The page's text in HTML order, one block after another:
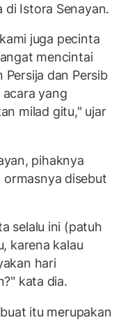
di Istora Senayan.
juga pecinta
mencintai
dan Persib
acara yang
milad gitu," ujar
pihaknya
ormasnya disebut
selalu ini (patuh
karena kalau
hari
kata dia.
itu merupakan